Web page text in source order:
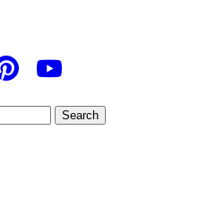
Search